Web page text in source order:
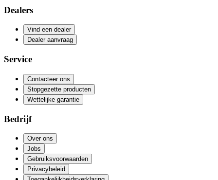
Dealers
Vind een dealer
Dealer aanvraag
Service
Contacteer ons
Stopgezette producten
Wettelijke garantie
Bedrijf
Over ons
Jobs
Gebruiksvoorwaarden
Privacybeleid